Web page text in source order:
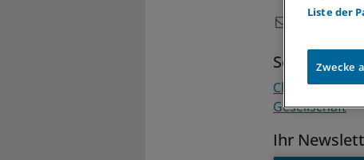
Chronische
Gesellschaft
Ihr
Liste der
Zwecke